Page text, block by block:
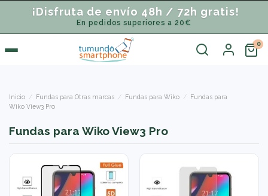
¡Disfruta de envío 48h / 72h gratis!
En pedidos superiores a 20€
Inicio Fundas para Otras marcas Fundas para Wiko
Fundas para
Wiko View3 Pro
Fundas para Wiko View3 Pro